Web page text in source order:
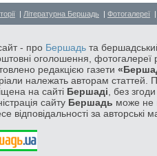
| Літературна Бершадь | Фотогалереї
- про Бершадь та
оголошення, фотогалереї
редакцією газети
належать авторам статтей.
на сайті Бершаді , без
сайту Бершадь може не
відповідальності за авторські